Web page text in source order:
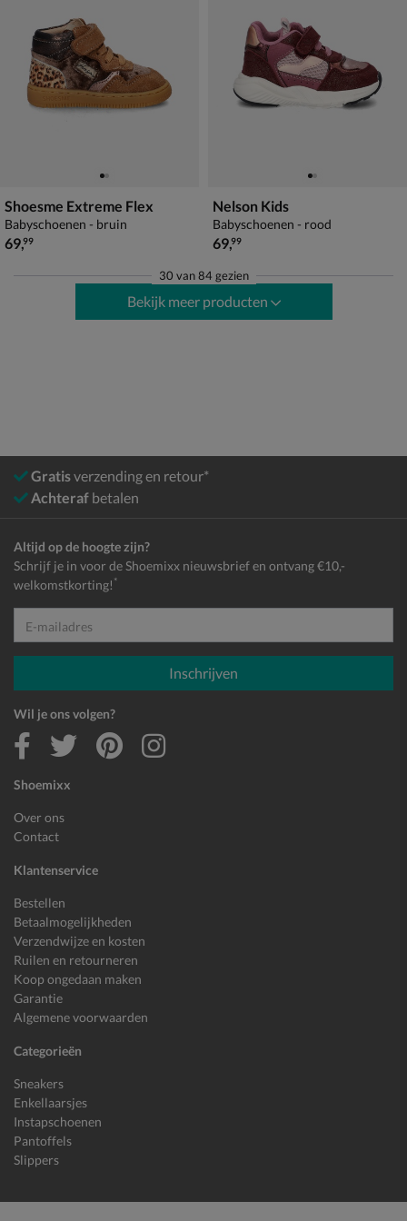
Shoesme Extreme Flex
Babyschoenen - bruin
€ 69,99
69,99
Nelson Kids
Babyschoenen - rood
€ 69,99
69,99
30 van84 gezien
Bekijk meer producten
Gratisverzending en retour*
Achteraf betalen
Shoemixx
Over ons
Contact
Klantenservice
Bestellen
Betaalmogelijkheden
Verzendwijze en kosten
Ruilen en retourneren
Koop ongedaan maken
Garantie
Algemene voorwaarden
Categorieën
Sneakers
Enkellaarsjes
Instapschoenen
Pantoffels
Slippers
Altijd op de hoogte zijn?
Schrijf je in voor de Shoemixx nieuwsbrief en ontvang €10,-
welkomstkorting! *
E-mailadres
Inschrijven
Wil je ons volgen?